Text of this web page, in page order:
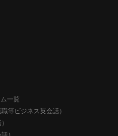
一覧
等ビジネス英会話）